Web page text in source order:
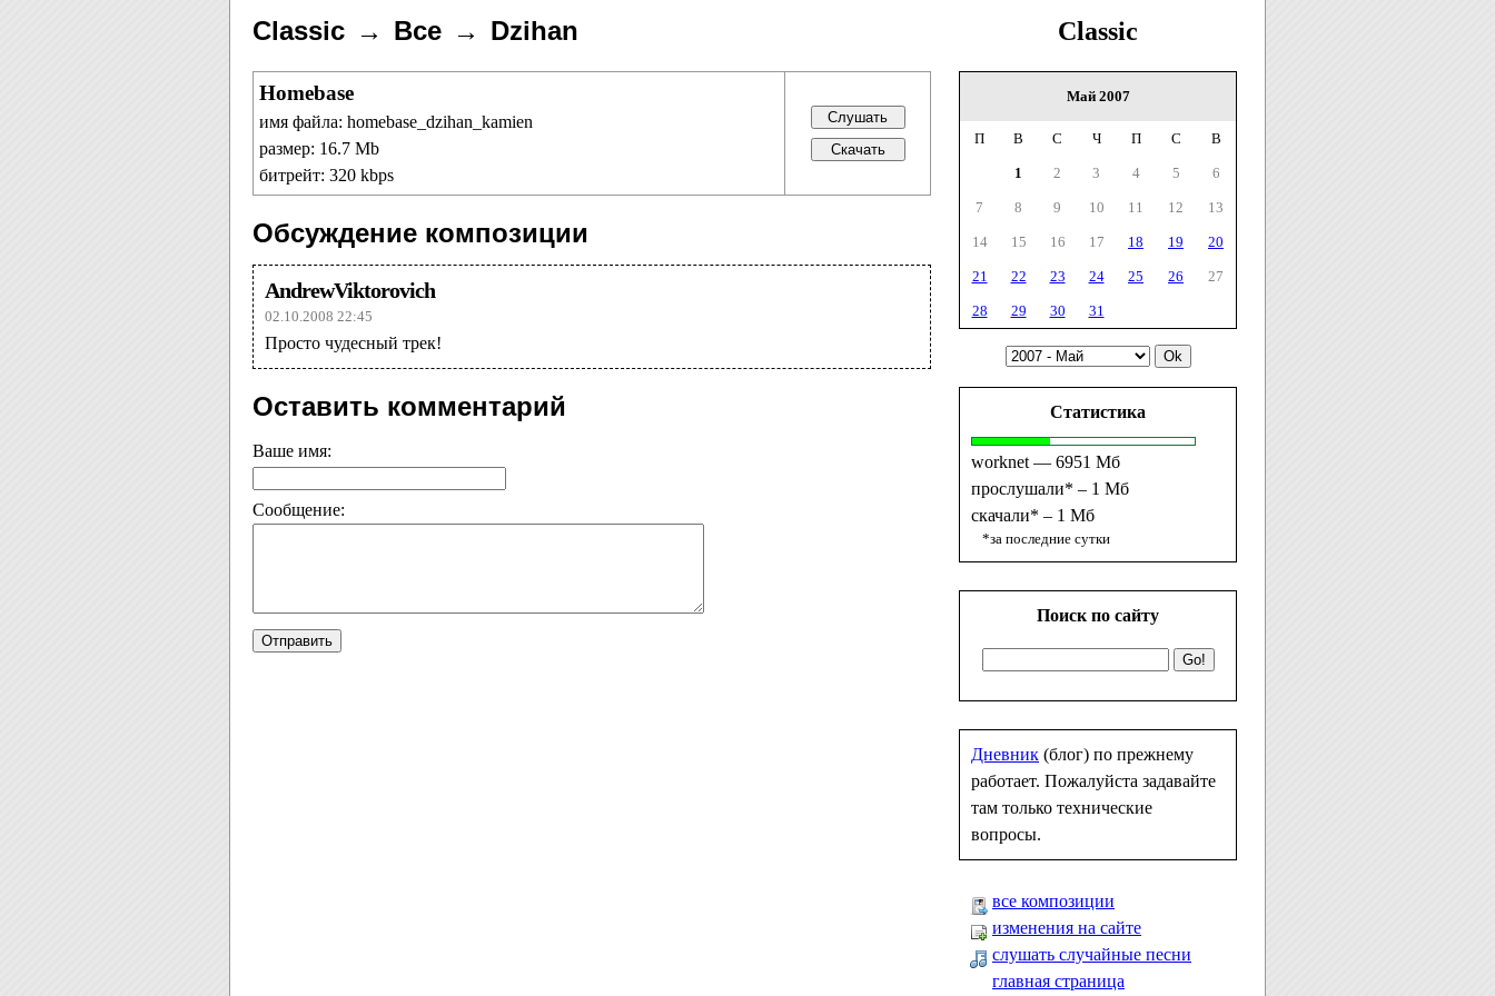
Classic
Май 2007
П В С Ч П С В
1 2 3 4 5 6
7 8 9 10 11 12 13
14 15 16 17 18 19 20
21 22 23 24 25 26 27
28 29 30 31
Статистика
worknet — 6951 Мб
прослушали* – 1 Мб
скачали* – 1 Мб
*за последние сутки
Поиск по сайту
Дневник (блог) по прежнему
работает. Пожалуйста задавайте
там только технические
вопросы.
все композиции
изменения на сайте
слушать случайные песни
главная страница
Classic Все Dzihan
Homebase
имя файла: homebase_dzihan_kamien
размер: 16.7 Mb
битрейт: 320 kbps
Обсуждение композиции
AndrewViktorovich
02.10.2008 22:45
Просто чудесный трек!
Оставить комментарий
Ваше имя:
Сообщение: